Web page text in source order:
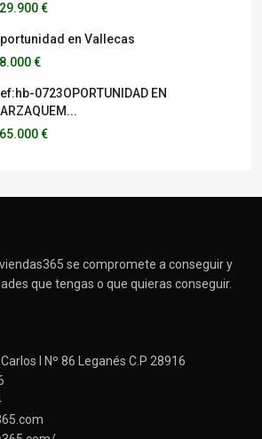
€
en Vallecas
€
0723OPORTUNIDAD EN
€
se compromete a conseguir y
que tengas o que quieras conseguir.
I Nº 86 Leganés C.P 28916